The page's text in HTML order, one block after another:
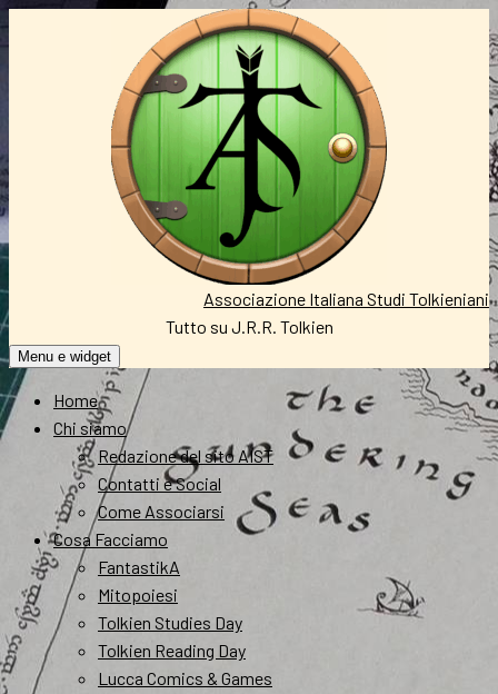
al
Associazione Italiana Studi Tolkieniani
Tutto su J.R.R. Tolkien
Menu e widget
Home
Chi siamo
Redazione del sito AIST
Contatti e Social
Come Associarsi
Cosa Facciamo
FantastikA
Mitopoiesi
Tolkien Studies Day
Tolkien Reading Day
Lucca Comics & Games